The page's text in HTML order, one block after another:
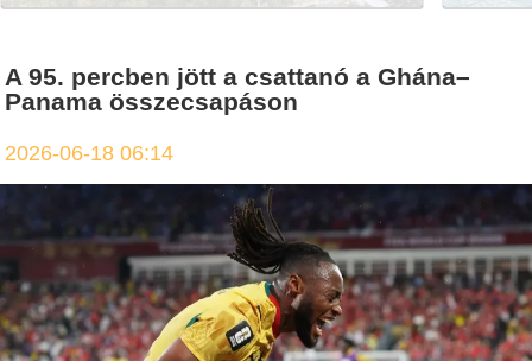
A 95. percben jött a csattanó a Ghána–
Panama összecsapáson
2026-06-18 06:14